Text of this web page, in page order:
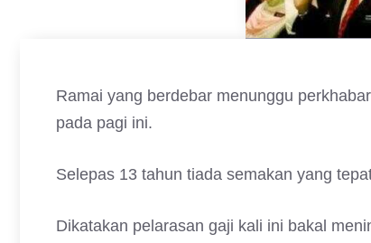
Ramai yang berdebar menunggu
pada pagi ini.
Selepas 13 tahun tiada semakan yang
Dikatakan pelarasan gaji kali ini bakal